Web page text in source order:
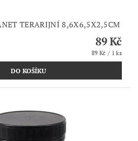
TERARIJNÍ 8,6X6,5X2,5CM
89 Kč
89 Kč / 1 ks